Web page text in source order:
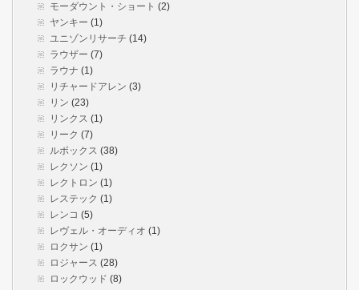
モーダウント・ショート (2)
ヤンキー (1)
ユニゾンリサーチ (14)
ラウザー (7)
ラウナ (1)
リチャードアレン (3)
リン (23)
リンクス (1)
リーク (7)
ルボックス (38)
レクソン (1)
レクトロン (1)
レステック (1)
レンコ (5)
レヴェル・オーディオ (1)
ロクサン (1)
ロジャース (28)
ロックウッド (8)